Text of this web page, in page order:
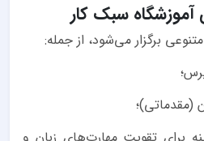
آموزشگاه سبک کار
برگزار می‌شود، از جمله:
(مقدماتی)؛